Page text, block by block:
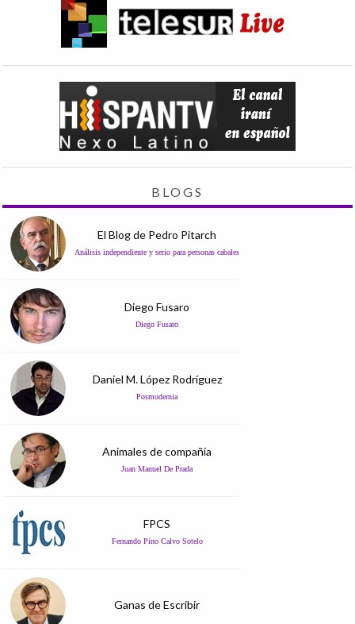
BLOGS
El Blog de Pedro Pitarch
Análisis independiente y serio para personas cabales
Diego Fusaro
Diego Fusaro
Daniel M. López Rodríguez
Posmodernia
Animales de compañía
Juan Manuel De Prada
FPCS
Fernando Pino Calvo Sotelo
Ganas de Escribir